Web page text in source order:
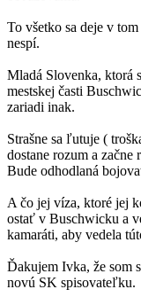
To všetko sa deje v
nespí.
Mladá Slovenka, ktorá
mestskej časti
zariadi inak.
Strašne sa ľutuje (
dostane rozum a
Bude odhodlaná
A čo jej víza, ktoré jej
ostať v Buschwicku a
kamaráti, aby vedela
Ďakujem Ivka, že som
novú SK spisovateľku.